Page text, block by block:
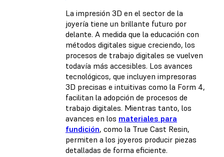
La impresión 3D en el sector de la
joyería tiene un brillante futuro por
delante. A medida que la educación con
métodos digitales sigue creciendo, los
procesos de trabajo digitales se vuelven
todavía más accesibles. Los avances
tecnológicos, que incluyen impresoras
3D precisas e intuitivas como la Form 4,
facilitan la adopción de procesos de
trabajo digitales. Mientras tanto, los
avances en los materiales para
fundición, como la True Cast Resin,
permiten a los joyeros producir piezas
detalladas de forma eficiente.